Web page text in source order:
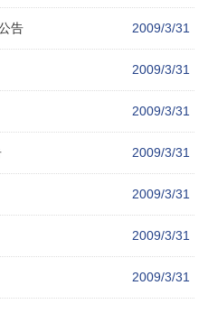
告 2009/3/31
2009/3/31
2009/3/31
2009/3/31
2009/3/31
2009/3/31
2009/3/31